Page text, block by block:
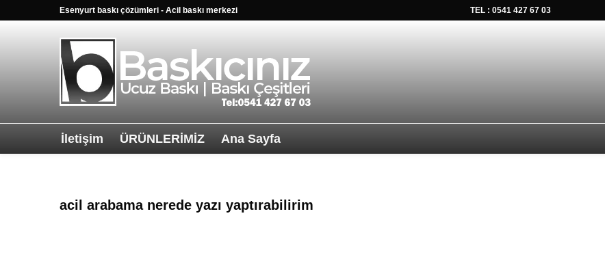
Esenyurt baskı çözümleri - Acil baskı merkezi TEL : 0541 427 67 03
İletişim ÜRÜNLERİMİZ Ana Sayfa
acil arabama nerede yazı yaptırabilirim